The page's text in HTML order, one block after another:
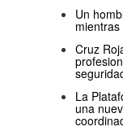
Un
Cruz
La
una